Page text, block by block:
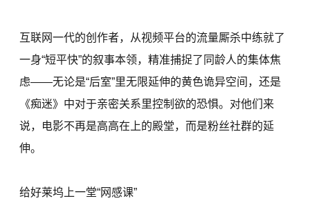
互联网一代的创作者，从视频平台的流量厮杀中练就了
一身“短平快”的叙事本领，精准捕捉了同龄人的集体焦
虑——无论是“后室”里无限延伸的黄色诡异空间，还是
《痴迷》中对于亲密关系里控制欲的恐惧。对他们来
说，电影不再是高高在上的殿堂，而是粉丝社群的延
伸。
给好莱坞上一堂“网感课”